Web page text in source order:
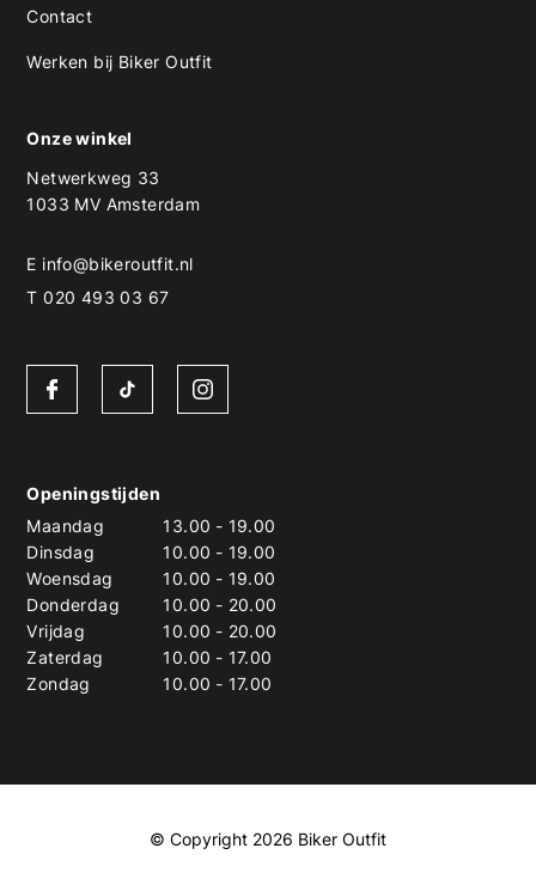
Contact
Werken bij Biker Outfit
Onze winkel
Netwerkweg 33
1033 MV Amsterdam
E info@bikeroutfit.nl
T 020 493 03 67
Openingstijden
Maandag
13.00 - 19.00
Dinsdag
10.00 - 19.00
Woensdag
10.00 - 19.00
Donderdag
10.00 - 20.00
Vrijdag
10.00 - 20.00
Zaterdag
10.00 - 17.00
Zondag
10.00 - 17.00
© Copyright 2026 Biker Outfit